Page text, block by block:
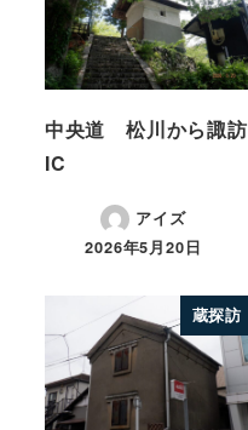
中央道 松川から諏訪
IC
アイズ
2026年5月20日
蔵探訪